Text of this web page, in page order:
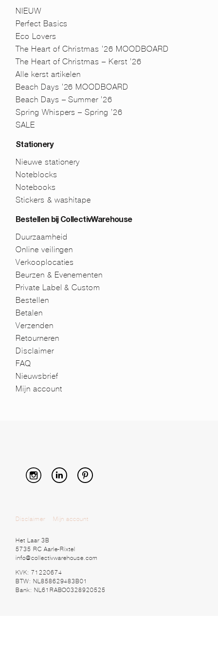
NIEUW
Perfect Basics
Eco Lovers
The Heart of Christmas ’26 MOODBOARD
The Heart of Christmas – Kerst ’26
Alle kerst artikelen
Beach Days ’26 MOODBOARD
Beach Days – Summer ’26
Spring Whispers – Spring ’26
SALE
Stationery
Nieuwe stationery
Noteblocks
Notebooks
Stickers & washitape
Bestellen bij CollectivWarehouse
Duurzaamheid
Online veilingen
Verkooplocaties
Beurzen & Evenementen
Private Label & Custom
Bestellen
Betalen
Verzenden
Retourneren
Disclaimer
FAQ
Nieuwsbrief
Mijn account
Disclaimer Mijn account
Het Laar 3B
5735 RC Aarle-Rixtel
info@collectivwarehouse.com
KVK: 71220674
BTW: NL858629483B01
Bank: NL61RABO0328920525